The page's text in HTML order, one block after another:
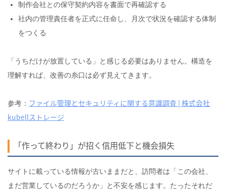
制作会社との保守契約内容を書面で再確認する
社内の管理責任者を正式に任命し、月次で状況を確認する体制
をつくる
「うちだけが放置している」と感じる必要はありません。構造を
理解すれば、改善の糸口は必ず見えてきます。
参考： ファイル管理とセキュリティに関する意識調査 | 株式会社
kubellストレージ
「作って終わり」が招く信用低下と機会損失
サイトに載っている情報が古いままだと、訪問者は「この会社、
まだ営業しているのだろうか」と不安を感じます。たったそれだ